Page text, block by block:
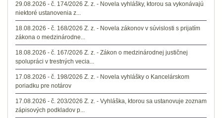
29.08.2026 - č. 174/2026 Z. z. - Novela vyhlášky, ktorou sa vykonávajú
niektoré ustanovenia z...
18.08.2026 - č. 168/2026 Z. z. - Novela zákonov v súvislosti s prijatím
zákona o medzinárodne...
18.08.2026 - č. 167/2026 Z. z. - Zákon o medzinárodnej justičnej
spolupráci v trestných vecia...
17.08.2026 - č. 198/2026 Z. z. - Novela vyhlášky o Kancelárskom
poriadku pre notárov
17.08.2026 - č. 203/2026 Z. z. - Vyhláška, ktorou sa ustanovuje zoznam
zápisových podkladov p...